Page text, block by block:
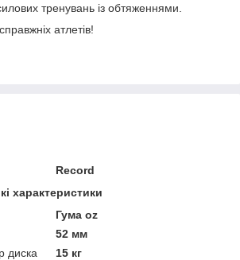
тренувань із обтяженнями.
атлетів!
Record
характеристики
Гума oz
52 мм
диска
15 кг